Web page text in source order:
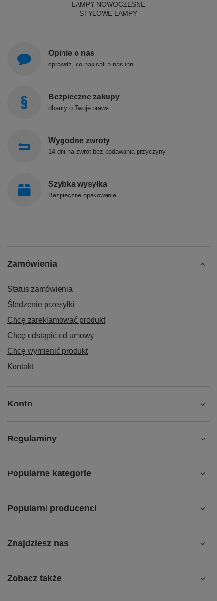
LAMPY NOWOCZESNE
STYLOWE LAMPY
Opinie o nas
sprawdź, co napisali o nas inni
Bezpieczne zakupy
dbamy o Twoje prawa
Wygodne zwroty
14 dni na zwrot bez podawania przyczyny
Szybka wysyłka
Bezpieczne opakowanie
Zamówienia
Status zamówienia
Śledzenie przesyłki
Chcę zareklamować produkt
Chcę odstąpić od umowy
Chcę wymienić produkt
Kontakt
Konto
Regulaminy
Popularne kategorie
Popularni producenci
Znajdziesz nas
Zobacz także